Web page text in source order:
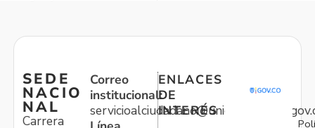
SEDE
NACIO
NAL
Carrera
Correo
institucional:
ENLACES
DE
INTERÉS